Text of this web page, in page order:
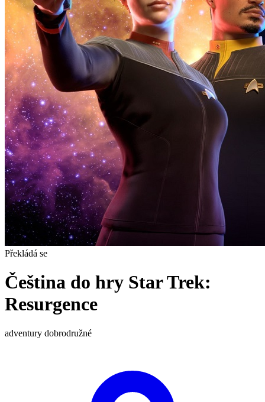
Překládá se
Čeština do hry Star Trek:
Resurgence
adventury dobrodružné